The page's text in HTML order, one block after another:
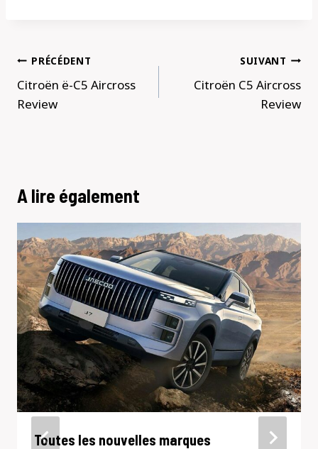
Navigation
de
l’article
PRÉCÉDENT
Citroën ë-C5 Aircross
Review
SUIVANT
Citroën C5 Aircross
Review
A lire également
Toutes les nouvelles marques